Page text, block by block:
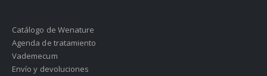
Catálogo de Wenature
Agenda de tratamiento
Vademecum
Envío y devoluciones